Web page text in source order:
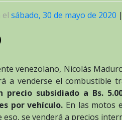
el sábado, 30 de mayo de 2020 |
venezolano, Nicolás
a venderse el combustible
precio subsidiado a Bs.
por vehículo. En las motos
eso, se venderá a precios